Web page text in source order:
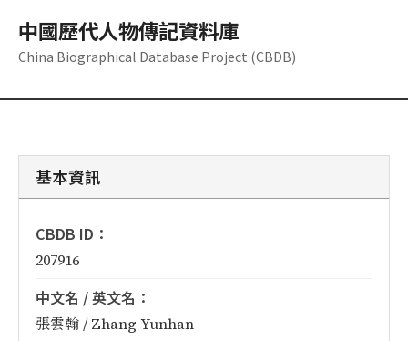
中國歷代人物傳記資料庫
China Biographical Database Project (CBDB)
基本資訊
CBDB ID：
207916
中文名 / 英文名：
張雲翰 / Zhang Yunhan